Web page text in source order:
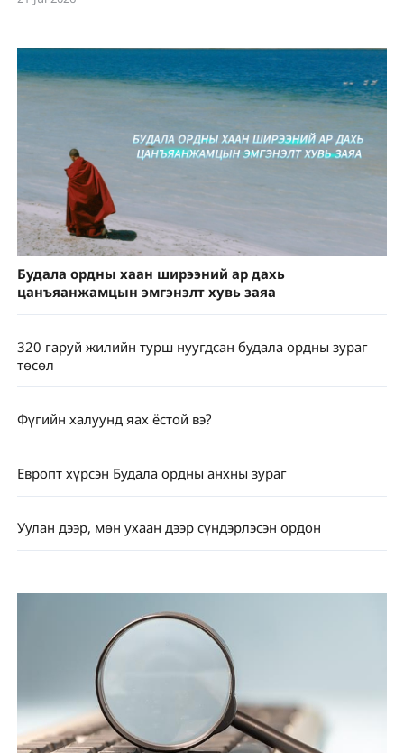
Будала ордны хаан ширээний ар дахь
цанъяанжамцын эмгэнэлт хувь заяа
320 гаруй жилийн турш нуугдсан будала ордны зураг
төсөл
Фүгийн халуунд яах ёстой вэ?
Европт хүрсэн Будала ордны анхны зураг
Уулан дээр, мөн ухаан дээр сүндэрлэсэн ордон